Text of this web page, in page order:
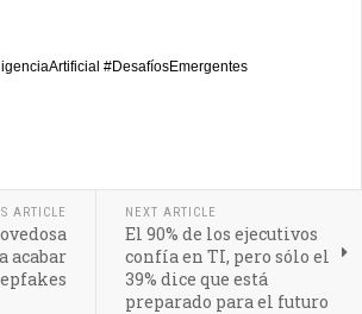
#DesafíosEmergentes
ARTICLE
acabar
NEXT ARTICLE
El 90% de los ejecutivos
confía en TI, pero sólo el
39% dice que está
preparado para el futuro